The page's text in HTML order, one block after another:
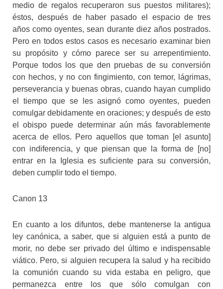
medio de regalos recuperaron sus puestos militares);
éstos, después de haber pasado el espacio de tres
años como oyentes, sean durante diez años postrados.
Pero en todos estos casos es necesario examinar bien
su propósito y cómo parece ser su arrepentimiento.
Porque todos los que den pruebas de su conversión
con hechos, y no con fingimiento, con temor, lágrimas,
perseverancia y buenas obras, cuando hayan cumplido
el tiempo que se les asignó como oyentes, pueden
comulgar debidamente en oraciones; y después de esto
el obispo puede determinar aún más favorablemente
acerca de ellos. Pero aquellos que toman [el asunto]
con indiferencia, y que piensan que la forma de [no]
entrar en la Iglesia es suficiente para su conversión,
deben cumplir todo el tiempo.
Canon 13
En cuanto a los difuntos, debe mantenerse la antigua
ley canónica, a saber, que si alguien está a punto de
morir, no debe ser privado del último e indispensable
viático. Pero, si alguien recupera la salud y ha recibido
la comunión cuando su vida estaba en peligro, que
permanezca entre los que sólo comulgan con